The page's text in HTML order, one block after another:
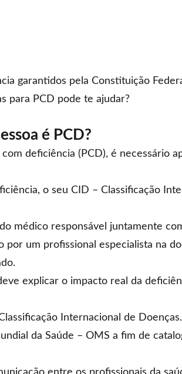
garantidos pela Constituição
para PCD pode te ajudar?
é PCD?
deficiência (PCD), é necessário
o seu CID – Classificação
médico responsável juntamente
por um profissional especialista na
explicar o impacto real da
Internacional de Doenças.
da Saúde – OMS a fim de
entre os profissionais da